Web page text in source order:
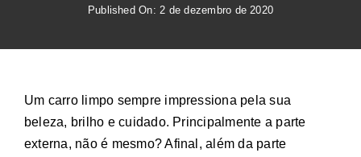
Published On: 2 de dezembro de 2020
Um carro limpo sempre impressiona pela sua
beleza, brilho e cuidado. Principalmente a parte
externa, não é mesmo? Afinal, além da parte